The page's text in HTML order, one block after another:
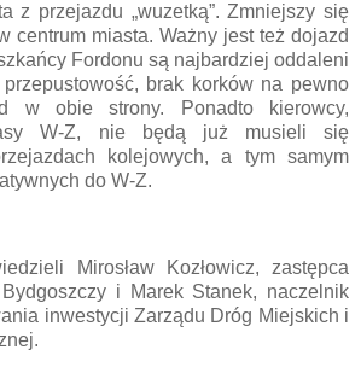
z przejazdu „wuzetką”. Zmniejszy się
centrum miasta. Ważny jest też dojazd
Fordonu są najbardziej oddaleni
brak korków na pewno
w obie strony. Ponadto kierowcy,
W-Z, nie będą już musieli się
kolejowych, a tym samym
do W-Z.
Mirosław Kozłowicz, zastępca
i Marek Stanek, naczelnik
inwestycji Zarządu Dróg Miejskich i